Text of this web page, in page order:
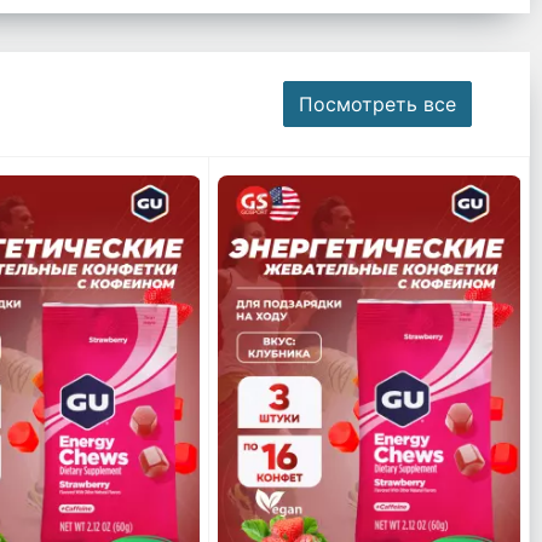
Посмотреть все